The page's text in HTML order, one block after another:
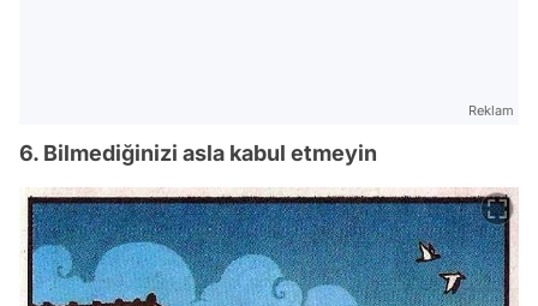
Reklam
6. Bilmediğinizi asla kabul etmeyin